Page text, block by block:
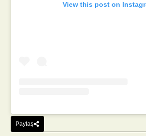
View this post on
Paylaş